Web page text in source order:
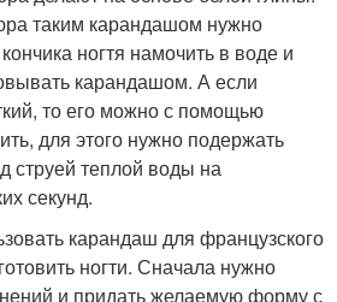
таким карандашом нужно
ногтя намочить в воде и
карандашом. А если
то его можно с помощью
для этого нужно подержать
струей теплой воды на
секунд.
карандаш для французского
ногти. Сначала нужно
и придать желаемую форму с